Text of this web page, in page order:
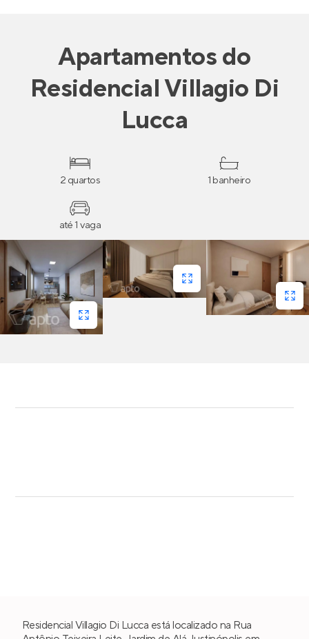
Apartamentosdo
Residencial Villagio Di
Lucca
2 quartos 1 banheiro
até 1 vaga
Residencial Villagio Di Lucca está localizado na Rua